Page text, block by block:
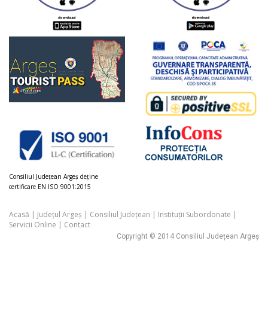
Consiliul Judeţean Argeș deţine
certificare EN ISO 9001:2015
Acasă | Județul Argeș | Consiliul Județean | Instituții Subordonate |
Servicii Online | Contact
Copyright © 2014 Consiliul Județean Argeș